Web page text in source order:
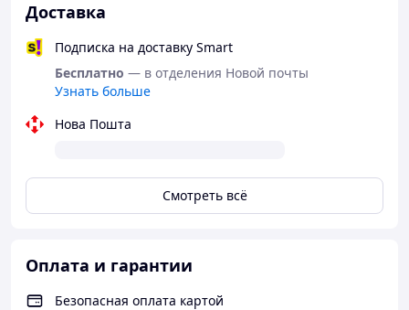
Доставка
Подписка на доставку Smart
Бесплатно — в отделения Новой почты
Узнать больше
Нова Пошта
Смотреть всё
Оплата и гарантии
Безопасная оплата картой